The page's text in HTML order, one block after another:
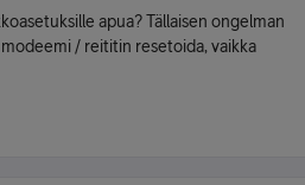
apua? Tällaisen ongelman
/ reititin resetoida, vaikka